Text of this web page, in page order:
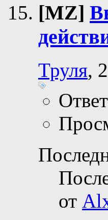
[MZ]
Труля,
от